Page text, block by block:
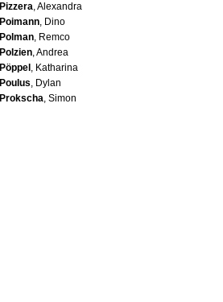
Pizzera, Alexandra
Poimann, Dino
Polman, Remco
Polzien, Andrea
Pöppel , Katharina
Poulus, Dylan
Prokscha, Simon